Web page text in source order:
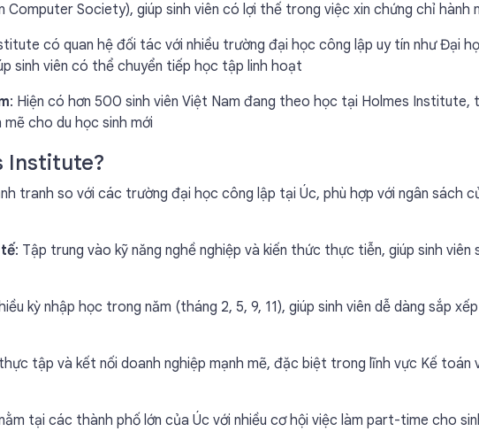
Computer Society), giúp sinh viên có lợi thế trong việc xin chứng chỉ hành
có quan hệ đối tác với nhiều trường đại học công lập uy tín như Đại
sinh viên có thể chuyển tiếp học tập linh hoạt
: Hiện có hơn 500 sinh viên Việt Nam đang theo học tại Holmes Institute,
cho du học sinh mới
Institute?
tranh so với các trường đại học công lập tại Úc, phù hợp với ngân sách
: Tập trung vào kỹ năng nghề nghiệp và kiến thức thực tiễn, giúp sinh viên
kỳ nhập học trong năm (tháng 2, 5, 9, 11), giúp sinh viên dễ dàng sắp
tập và kết nối doanh nghiệp mạnh mẽ, đặc biệt trong lĩnh vực Kế toán
tại các thành phố lớn của Úc với nhiều cơ hội việc làm part-time cho